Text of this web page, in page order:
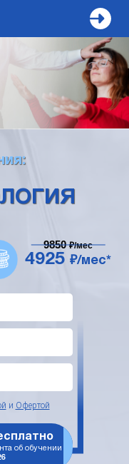
4925 ₽/мес*
9850₽/мес
и Офертой
об обучении